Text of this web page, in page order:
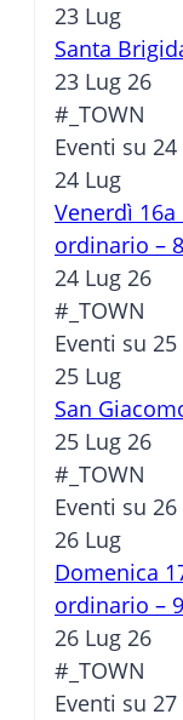
23 Lug
Santa
23 Lug 26
#_TOWN
Eventi su
24 Lug
Venerdì
ordinario –
24 Lug 26
#_TOWN
Eventi su
25 Lug
San
25 Lug 26
#_TOWN
Eventi su
26 Lug
Domenica
ordinario –
26 Lug 26
#_TOWN
Eventi su